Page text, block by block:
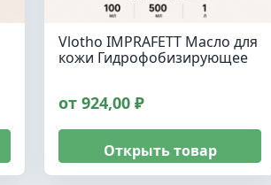
Vlotho IMPRAFETT Масло для
кожи Гидрофобизирующее
от 924,00 ₽
Открыть товар